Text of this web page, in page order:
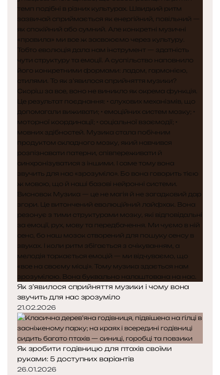
Як з’явилося сприйняття музики і чому вона
звучить для нас зрозуміло
21.02.2026
Як зробити годівницю для птахів своїми
руками: 5 доступних варіантів
26.01.2026